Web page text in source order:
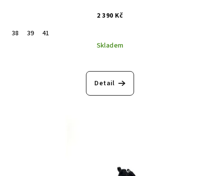
2 390 Kč
38
39
41
Skladem
Detail